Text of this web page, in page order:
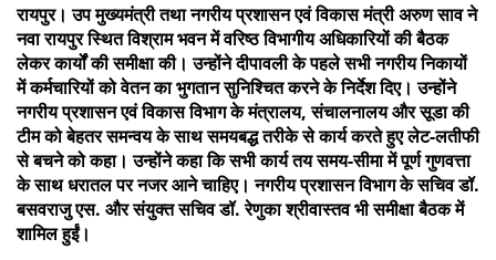
रायपुर। उप मुख्यमंत्री तथा नगरीय प्रशासन एवं विकास मंत्री अरुण साव ने
नवा रायपुर स्थित विश्राम भवन में वरिष्ठ विभागीय अधिकारियों की बैठक
लेकर कार्यों की समीक्षा की। उन्होंने दीपावली के पहले सभी नगरीय निकायों
में कर्मचारियों को वेतन का भुगतान सुनिश्चित करने के निर्देश दिए। उन्होंने
नगरीय प्रशासन एवं विकास विभाग के मंत्रालय, संचालनालय और सूडा की
टीम को बेहतर समन्वय के साथ समयबद्ध तरीके से कार्य करते हुए लेट-लतीफी
से बचने को कहा। उन्होंने कहा कि सभी कार्य तय समय-सीमा में पूर्ण गुणवत्ता
के साथ धरातल पर नजर आने चाहिए। नगरीय प्रशासन विभाग के सचिव डॉ.
बसवराजु एस. और संयुक्त सचिव डॉ. रेणुका श्रीवास्तव भी समीक्षा बैठक में
शामिल हुईं।